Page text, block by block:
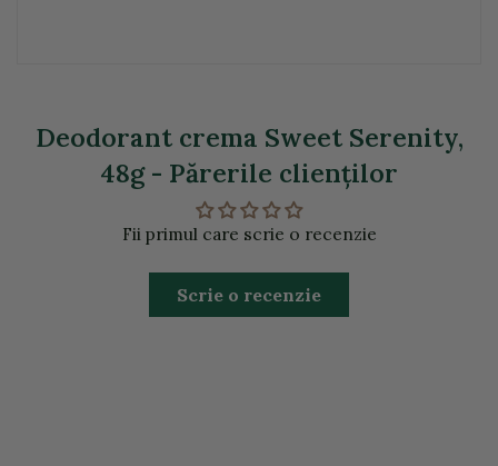
Deodorant crema Sweet Serenity,
48g - Părerile clienţilor
Fii primul care scrie o recenzie
Scrie o recenzie